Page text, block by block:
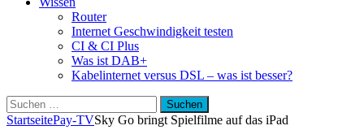
Router
Internet Geschwindigkeit testen
CI & CI Plus
Was ist DAB+
Kabelinternet versus DSL – was ist besser?
Suchen
nach:
StartseitePay-TVSky Go bringt Spielfilme auf das iPad